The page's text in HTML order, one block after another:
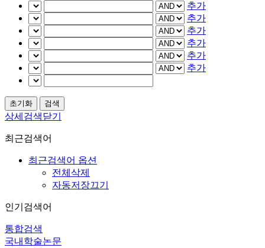
추가
추가
추가
추가
추가
추가
상세검색닫기
최근검색어
최근검색어 옵션
전체삭제
자동저장끄기
인기검색어
통합검색
국내학술논문